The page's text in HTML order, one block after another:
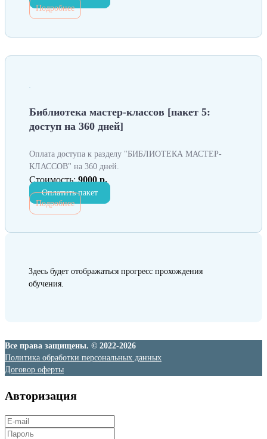
Подробнее
Библиотека мастер-классов [пакет 5:
доступ на 360 дней]
Оплата доступа к разделу "БИБЛИОТЕКА МАСТЕР-
КЛАССОВ" на 360 дней.
Стоимость: 9000 р.
Оплатить пакет
Подробнее
Здесь будет отображаться прогресс прохождения
обучения.
Все права защищены. © 2022-2026
Политика обработки персональных данных
Договор оферты
Авторизация